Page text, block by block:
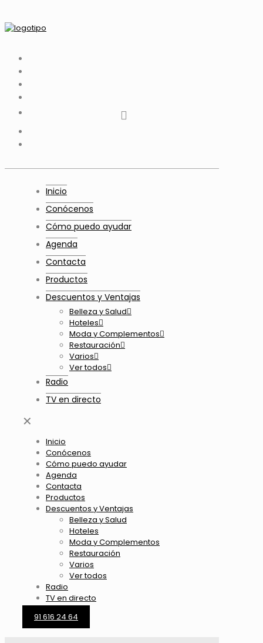
Youtube
Inicio
Conócenos
Cómo puedo ayudar
Agenda
Contacta
Productos
Descuentos y Ventajas
Belleza y Salud
Hoteles
Moda y Complementos
Restauración
Varios
Ver todos
Radio
TV en directo
✕
Inicio
Conócenos
Cómo puedo ayudar
Agenda
Contacta
Productos
Descuentos y Ventajas
Belleza y Salud
Hoteles
Moda y Complementos
Restauración
Varios
Ver todos
Radio
TV en directo
91 616 24 64